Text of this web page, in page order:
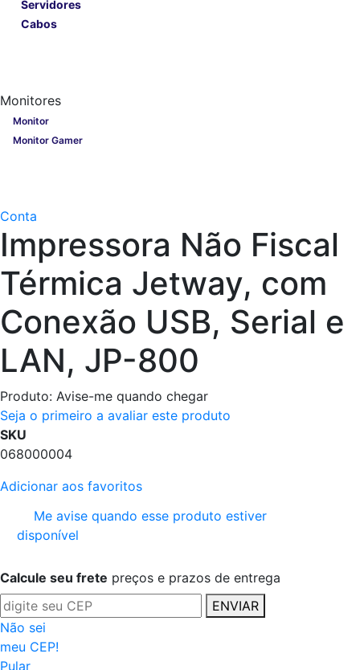
Servidores
Cabos
Monitores
Monitor
Monitor Gamer
Conta
Impressora Não Fiscal
Térmica Jetway, com
Conexão USB, Serial e
LAN, JP-800
Produto: Avise-me quando chegar
Seja o primeiro a avaliar este produto
SKU
068000004
Adicionar aos favoritos
Me avise quando esse produto estiver
disponível
Calcule seu frete preços e prazos de entrega
ENVIAR
Não sei
meu CEP!
Pular